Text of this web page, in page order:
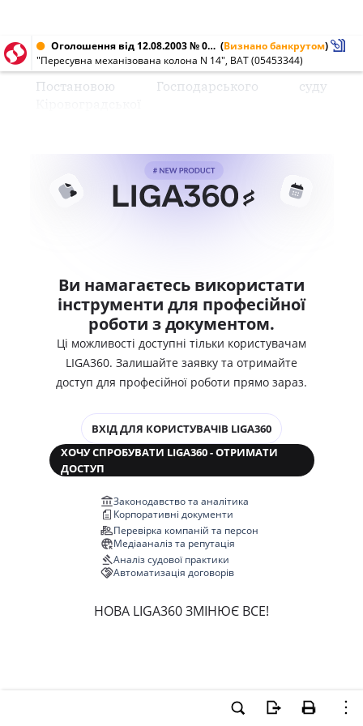
Оголошення від 12.08.2003 № 05453344 (Визнано банкрутом)
"Пересувна механізована колона N 14", ВАТ (05453344)
Постановою Господарського суду
Ви намагаєтесь використати
інструменти для професійної
роботи з документом.
Ці можливості доступні тільки користувачам
LIGA360. Залишайте заявку та отримайте
доступ для професійної роботи прямо зараз.
ВХІД ДЛЯ КОРИСТУВАЧІВ LIGA360
ХОЧУ СПРОБУВАТИ LIGA360 - ОТРИМАТИ
ДОСТУП
Законодавство та аналітика
Корпоративні документи
Перевірка компаній та персон
Медіааналіз та репутація
Аналіз судової практики
Автоматизація договорів
НОВА LIGA360 ЗМІНЮЄ ВСЕ!